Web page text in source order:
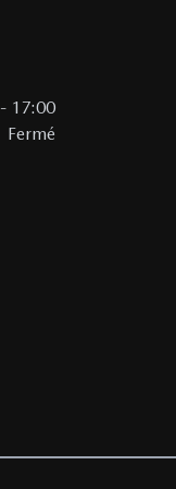
- 17:00
Fermé